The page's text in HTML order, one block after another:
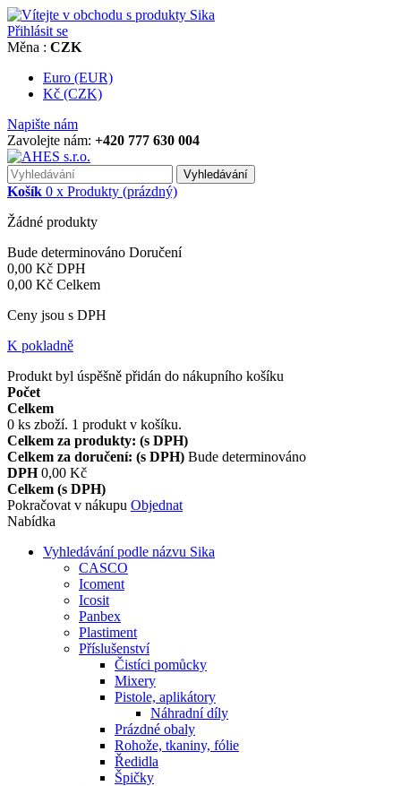
Přihlásit se
Měna : CZK
Euro (EUR)
Kč (CZK)
Napište nám
Zavolejte nám: +420 777 630 004
Vyhledávání
Košík 0 x Produkty (prázdný)
Žádné produkty
Bude determinováno Doručení
0,00 Kč DPH
0,00 Kč Celkem
Ceny jsou s DPH
K pokladně
Produkt byl úspěšně přidán do nákupního košíku
Počet
Celkem
0 ks zboží. 1 produkt v košíku.
Celkem za produkty: (s DPH)
Celkem za doručení: (s DPH) Bude determinováno
DPH 0,00 Kč
Celkem (s DPH)
Pokračovat v nákupu Objednat
Nabídka
Vyhledávání podle názvu Sika
CASCO
Icoment
Icosit
Panbex
Plastiment
Příslušenství
Čistíci pomůcky
Mixery
Pistole, aplikátory
Náhradní díly
Prázdné obaly
Rohože, tkaniny, fólie
Ředidla
Špičky